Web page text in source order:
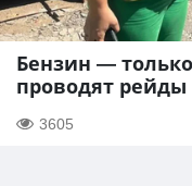
Бензин —
проводят рейды
3605